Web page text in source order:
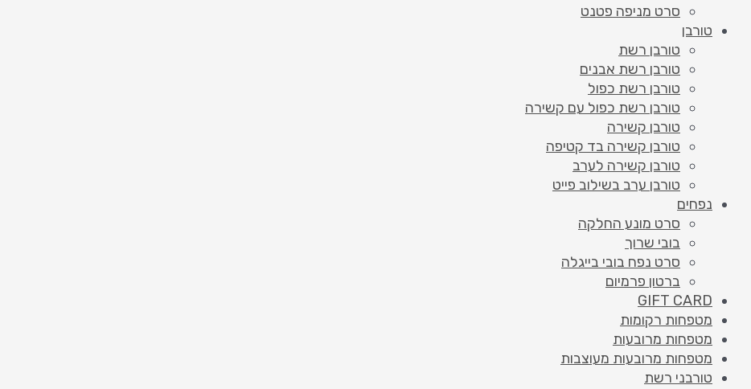
סרט מניפה פטנט
טורבן
טורבן רשת
טורבן רשת אבנים
טורבן רשת כפול
טורבן רשת כפול עם קשירה
טורבן קשירה
טורבן קשירה בד קטיפה
טורבן קשירה לערב
טורבן ערב בשילוב פייט
נפחים
סרט מונע החלקה
בובי שרוך
סרט נפח בובי בייגלה
ברטון פרמיום
GIFT CARD
מטפחות רקומות
מטפחות מרובעות
מטפחות מרובעות מעוצבות
טורבני רשת